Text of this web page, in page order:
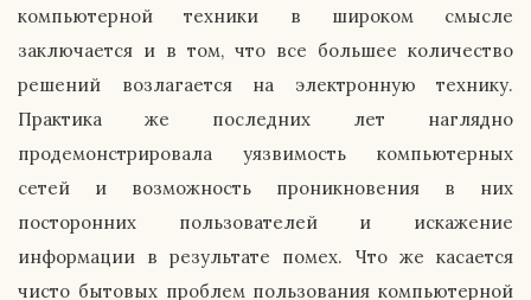
компьютерной техники в широком смысле
заключается и в том, что все большее количество
решений возлагается на электронную технику.
Практика же последних лет наглядно
продемонстрировала уязвимость компьютерных
сетей и возможность проникновения в них
посторонних пользователей и искажение
информации в результате помех. Что же касается
чисто бытовых проблем пользования компьютерной